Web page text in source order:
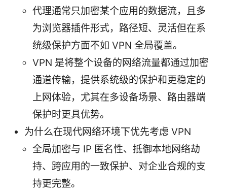
代理通常只加密某个应用的数据流，且多
为浏览器插件形式，路径短、灵活但在系
统级保护方面不如 VPN 全局覆盖。
VPN 是将整个设备的网络流量都通过加密
通道传输，提供系统级的保护和更稳定的
上网体验，尤其在多设备场景、路由器端
保护时更具优势。
为什么在现代网络环境下优先考虑 VPN
全局加密与 IP 匿名性、抵御本地网络劫
持、跨应用的一致保护、对企业合规的支
持更完整。